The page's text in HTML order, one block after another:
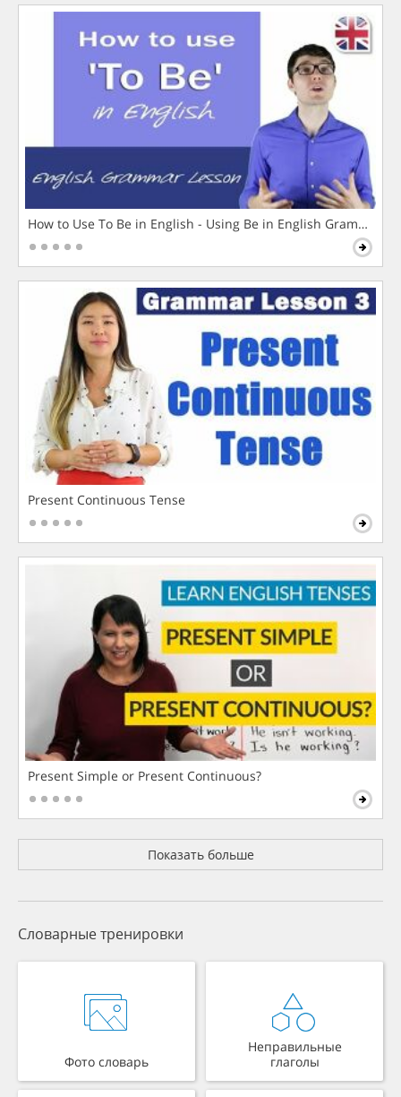
How to Use To Be in English - Using Be in English Grammar
Present Continuous Tense
Present Simple or Present Continuous?
Показать больше
Словарные тренировки
Фото словарь
Неправильные
глаголы